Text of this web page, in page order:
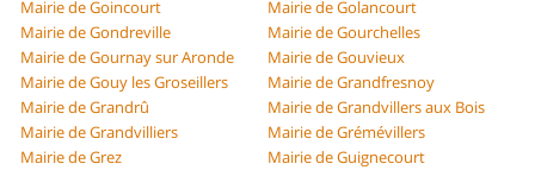
Mairie de Goincourt
Mairie de Golancourt
Mairie de Gondreville
Mairie de Gourchelles
Mairie de Gournay sur Aronde
Mairie de Gouvieux
Mairie de Gouy les Groseillers
Mairie de Grandfresnoy
Mairie de Grandrû
Mairie de Grandvillers aux Bois
Mairie de Grandvilliers
Mairie de Grémévillers
Mairie de Grez
Mairie de Guignecourt